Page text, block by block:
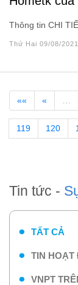
Thông tin CHI
Thứ Hai 09/08/
«« « …
119 120
Tin tức -
TẤT CẢ
TIN HOẠT
VNPT